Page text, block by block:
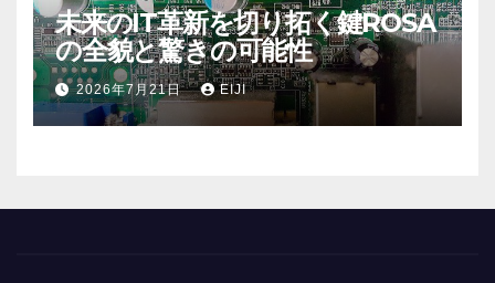
未来のIT革新を切り拓く鍵ROSA
の全貌と驚きの可能性
2026年7月21日 EIJI